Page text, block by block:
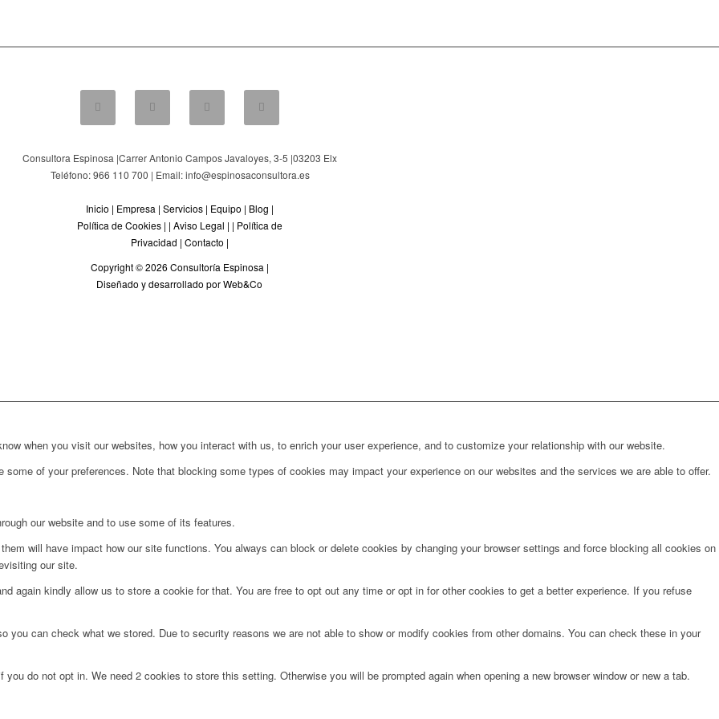
Consultora Espinosa |Carrer Antonio Campos Javaloyes, 3-5 |03203 Elx
Teléfono: 966 110 700 | Email: info@espinosaconsultora.es
Inicio | Empresa | Servicios| Equipo | Blog |
Política de Cookies| | Aviso Legal | | Política de
Privacidad | Contacto |
Copyright © 2026 Consultoría Espinosa |
Diseñado y desarrollado por Web&Co
when you visit our websites, how you interact with us, to enrich your user experience, and to customize your relationship with our website.
of your preferences. Note that blocking some types of cookies may impact your experience on our websites and the services we are able to offer.
our website and to use some of its features.
will have impact how our site functions. You always can block or delete cookies by changing your browser settings and force blocking all cookies on
our site.
again kindly allow us to store a cookie for that. You are free to opt out any time or opt in for other cookies to get a better experience. If you refuse
can check what we stored. Due to security reasons we are not able to show or modify cookies from other domains. You can check these in your
do not opt in. We need 2 cookies to store this setting. Otherwise you will be prompted again when opening a new browser window or new a tab.